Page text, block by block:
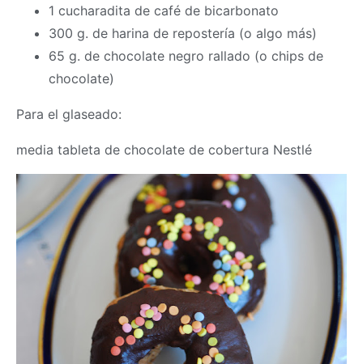
1 cucharadita de café de bicarbonato
300 g. de harina de repostería (o algo más)
65 g. de chocolate negro rallado (o chips de
chocolate)
Para el glaseado:
media tableta de chocolate de cobertura Nestlé